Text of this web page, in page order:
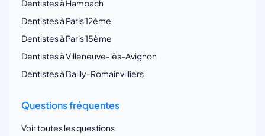
Dentistes à Hambach
Dentistes à Paris 12ème
Dentistes à Paris 15ème
Dentistes à Villeneuve-lès-Avignon
Dentistes à Bailly-Romainvilliers
Questions fréquentes
Voir toutes les questions